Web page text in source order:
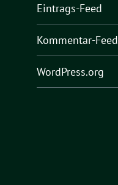
Eintrags-Feed
Kommentar-Feed
WordPress.org